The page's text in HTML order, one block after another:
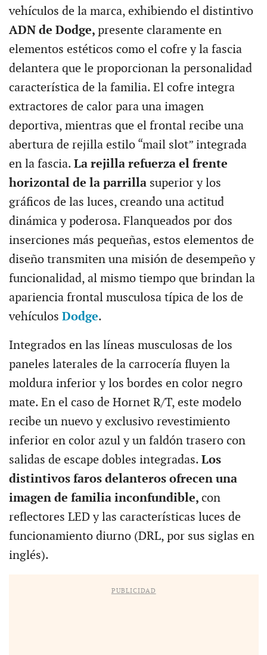
vehículos de la marca, exhibiendo el distintivo
ADN de Dodge, presente claramente en
elementos estéticos como el cofre y la fascia
delantera que le proporcionan la personalidad
característica de la familia. El cofre integra
extractores de calor para una imagen
deportiva, mientras que el frontal recibe una
abertura de rejilla estilo “mail slot” integrada
en la fascia. La rejilla refuerza el frente
horizontal de la parrilla superior y los
gráficos de las luces, creando una actitud
dinámica y poderosa. Flanqueados por dos
inserciones más pequeñas, estos elementos de
diseño transmiten una misión de desempeño y
funcionalidad, al mismo tiempo que brindan la
apariencia frontal musculosa típica de los de
vehículos Dodge.
Integrados en las líneas musculosas de los
paneles laterales de la carrocería fluyen la
moldura inferior y los bordes en color negro
mate. En el caso de Hornet R/T, este modelo
recibe un nuevo y exclusivo revestimiento
inferior en color azul y un faldón trasero con
salidas de escape dobles integradas. Los
distintivos faros delanteros ofrecen una
imagen de familia inconfundible, con
reflectores LED y las características luces de
funcionamiento diurno (DRL, por sus siglas en
inglés).
PUBLICIDAD